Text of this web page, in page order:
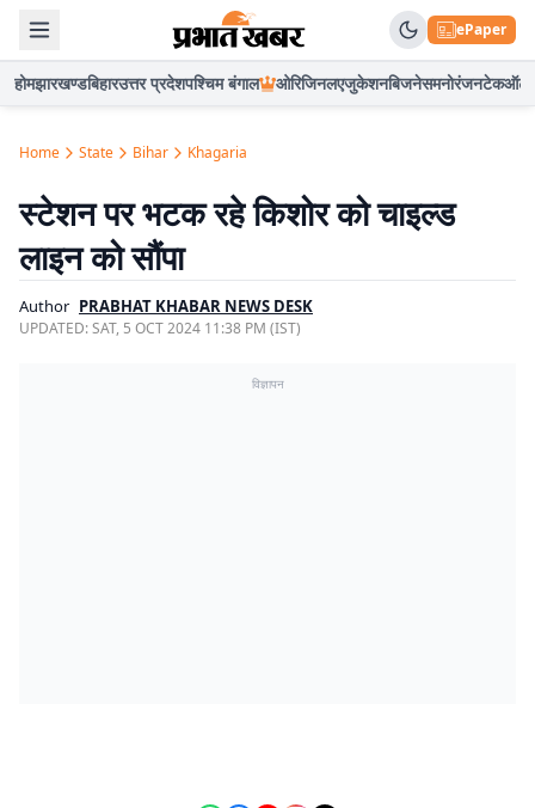
ePaper
होमझारखण्डबिहारउत्तर प्रदेशपश्चिम बंगाल ओरिजिनलएजुकेशनबिजनेसमनोरंजनटेकऑटो
Home State Bihar Khagaria
स्टेशन पर भटक रहे किशोर को चाइल्ड
लाइन को सौंपा
Author PRABHAT KHABAR NEWS DESK
UPDATED:SAT, 5 OCT 2024 11:38 PM (IST)
विज्ञापन